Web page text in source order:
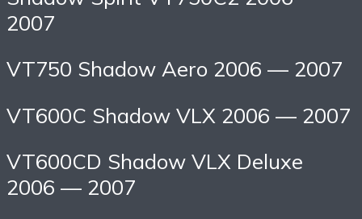
2007
VT750 Shadow Aero 2006 — 2007
VT600C Shadow VLX 2006 — 2007
VT600CD Shadow VLX Deluxe
2006 — 2007